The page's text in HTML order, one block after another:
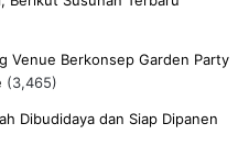
Venue Berkonsep Garden Party
(3,465)
Dibudidaya dan Siap Dipanen